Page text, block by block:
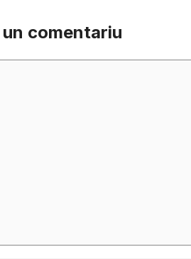
un comentariu